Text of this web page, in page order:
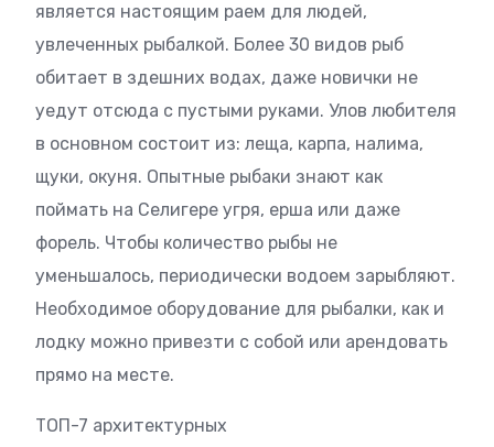
является настоящим раем для людей,
увлеченных рыбалкой. Более 30 видов рыб
обитает в здешних водах, даже новички не
уедут отсюда с пустыми руками. Улов любителя
в основном состоит из: леща, карпа, налима,
щуки, окуня. Опытные рыбаки знают как
поймать на Селигере угря, ерша или даже
форель. Чтобы количество рыбы не
уменьшалось, периодически водоем зарыбляют.
Необходимое оборудование для рыбалки, как и
лодку можно привезти с собой или арендовать
прямо на месте.
ТОП-7 архитектурных